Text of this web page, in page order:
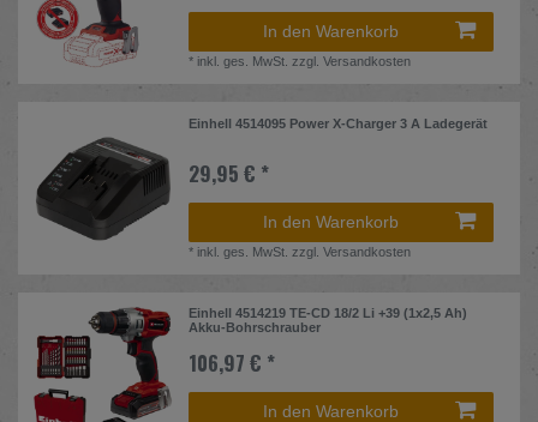
In den Warenkorb
* inkl. ges. MwSt. zzgl.Versandkosten
Einhell 4514095 Power X-Charger 3 A Ladegerät
29,95 € *
In den Warenkorb
* inkl. ges. MwSt. zzgl.Versandkosten
Einhell 4514219 TE-CD 18/2 Li +39 (1x2,5 Ah)
Akku-Bohrschrauber
106,97 € *
In den Warenkorb